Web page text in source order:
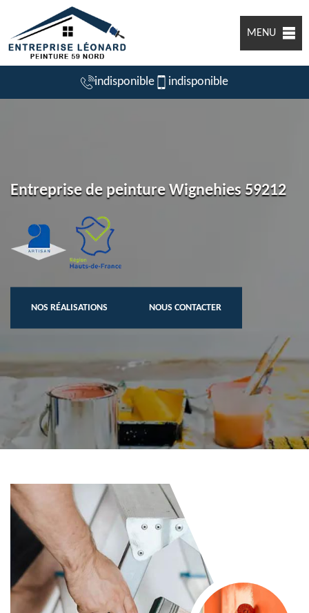
MENU
indisponible indisponible
Entreprise de peinture Wignehies 59212
NOS RÉALISATIONS NOUS CONTACTER